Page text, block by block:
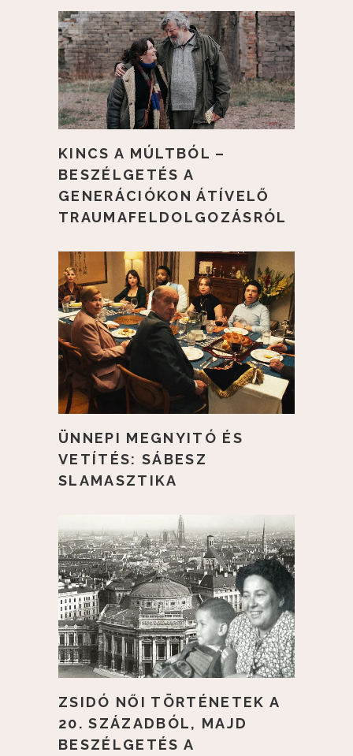
KINCS A MÚLTBÓL –
BESZÉLGETÉS A
GENERÁCIÓKON ÁTÍVELŐ
TRAUMAFELDOLGOZÁSRÓL
ÜNNEPI MEGNYITÓ ÉS
VETÍTÉS: SÁBESZ
SLAMASZTIKA
ZSIDÓ NŐI TÖRTÉNETEK A
20. SZÁZADBÓL, MAJD
BESZÉLGETÉS A